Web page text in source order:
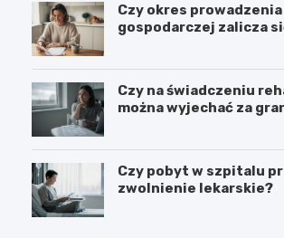
Czy okres
gospodarczej zalicza
Czy na świadczeniu
można wyjechać za
Czy pobyt w szpitalu
zwolnienie lekarskie?